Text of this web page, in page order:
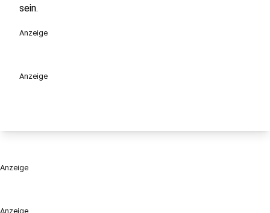
Anzeige
sein.
Anzeige
Anzeige
Anzeige